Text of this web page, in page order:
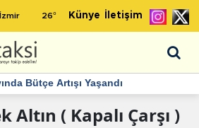
26° Künye İletişim
Bütçe Artışı Yaşandı
Altın ( Kapalı Çarşı )